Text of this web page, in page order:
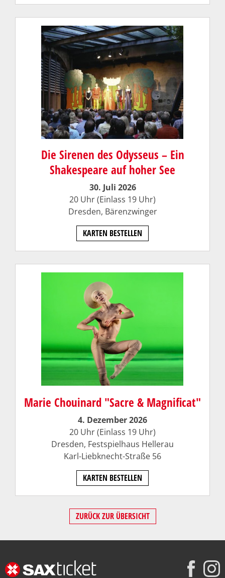
Die Sirenen des Odysseus – Ein
Shakespeare auf hoher See
30. Juli 2026
20 Uhr (Einlass 19 Uhr)
Dresden, Bärenzwinger
KARTEN BESTELLEN
Marie Chouinard "Sacre & Magnificat"
4. Dezember 2026
20 Uhr (Einlass 19 Uhr)
Dresden, Festspielhaus Hellerau
Karl-Liebknecht-Straße 56
KARTEN BESTELLEN
ZURÜCK ZUR ÜBERSICHT